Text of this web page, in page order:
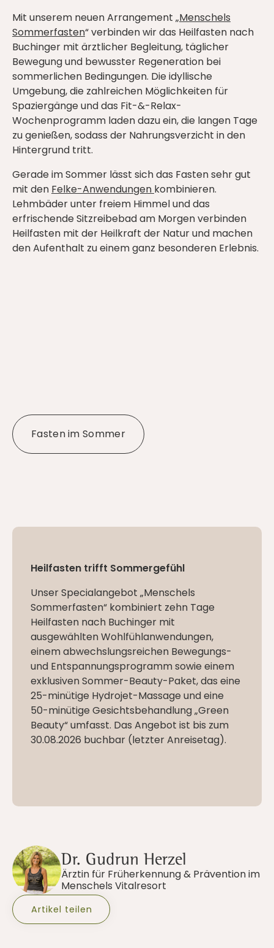
Mit unserem neuen Arrangement „Menschels
Sommerfasten“ verbinden wir das Heilfasten nach
Buchinger mit ärztlicher Begleitung, täglicher
Bewegung und bewusster Regeneration bei
sommerlichen Bedingungen. Die idyllische
Umgebung, die zahlreichen Möglichkeiten für
Spaziergänge und das Fit-&-Relax-
Wochenprogramm laden dazu ein, die langen Tage
zu genießen, sodass der Nahrungsverzicht in den
Hintergrund tritt.
Gerade im Sommer lässt sich das Fasten sehr gut
mit den Felke-Anwendungen kombinieren.
Lehmbäder unter freiem Himmel und das
erfrischende Sitzreibebad am Morgen verbinden
Heilfasten mit der Heilkraft der Natur und machen
den Aufenthalt zu einem ganz besonderen Erlebnis.
Fasten im Sommer
Heilfasten trifft Sommergefühl
Unser Specialangebot „Menschels
Sommerfasten“ kombiniert zehn Tage
Heilfasten nach Buchinger mit
ausgewählten Wohlfühlanwendungen,
einem abwechslungsreichen Bewegungs-
und Entspannungsprogramm sowie einem
exklusiven Sommer-Beauty-Paket, das eine
25-minütige Hydrojet-Massage und eine
50-minütige Gesichtsbehandlung „Green
Beauty“ umfasst. Das Angebot ist bis zum
30.08.2026 buchbar (letzter Anreisetag).
Dr. Gudrun Herzel
Ärztin für Früherkennung & Prävention im
Menschels Vitalresort
Artikel teilen